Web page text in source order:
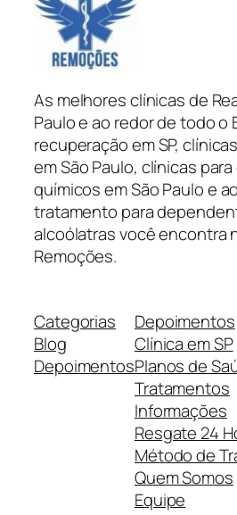
As melhores clínicas de
Paulo e ao redor de todo o
recuperação em SP,
em São Paulo, clínicas
químicos em São Paulo e
tratamento para
alcoólatras você encontra
Remoções.
Categorias
Blog
Depoimentos
Depoimentos
Clínica em SP
Planos de
Tratamentos
Informações
Resgate 24
Método de
Quem Somos
Equipe